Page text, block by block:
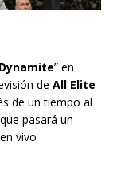
” en
de All Elite
de un tiempo al
pasará un
vivo